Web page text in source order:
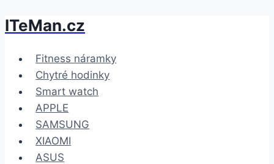
Přeskočit
obsah
ITeMan.cz
Fitness náramky
Chytré hodinky
Smart watch
APPLE
SAMSUNG
XIAOMI
ASUS